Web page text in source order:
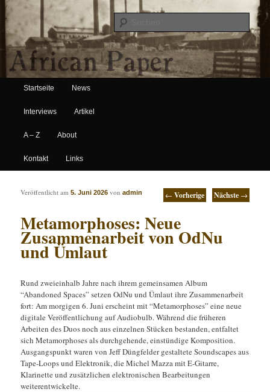
African Paper
Hauptmenü
Zum Inhalt wechseln
Zum sekundären Inhalt wechseln
Startseite News
Interviews Artikel
A – Z About
Kontakt Links
Artikelnavigation ← Vorherige Nächste →
Metamorphoses: Neue
Zusammenarbeit von OdNu
und Ümlaut
Veröffentlicht am5. Juni 2026 vonadmin
Rund zweieinhalb Jahre nach ihrem gemeinsamen Album
“Abandoned Spaces” setzen OdNu und Ümlaut ihre Zusammenarbeit
fort: Am morgigen 6. Juni erscheint mit “Metamorphoses” eine neue
digitale Veröffentlichung auf Audiobulb. Während die früheren
Arbeiten des Duos noch aus einzelnen Stücken bestanden, entfaltet
sich Metamorphoses als durchgehende, einstündige Komposition.
Ausgangspunkt waren von Jeff Düngfelder gestaltete Soundscapes aus
Tape-Loops und Elektronik, die Michel Mazza mit E-Gitarre,
Klarinette und zusätzlichen elektronischen Bearbeitungen
weiterentwickelte.